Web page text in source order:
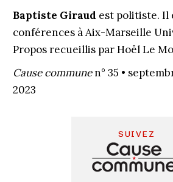
Baptiste Giraud est politiste. Il
conférences à Aix-Marseille
Propos recueillis par Hoël Le
Cause communen° 35 •
2023
SUIVEZ